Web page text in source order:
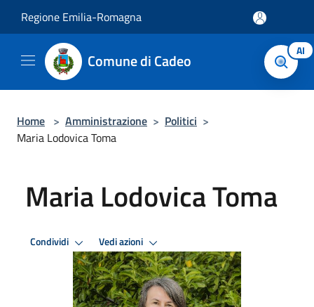
Regione Emilia-Romagna
Comune di Cadeo AI
Home > Amministrazione > Politici >
Maria Lodovica Toma
Maria Lodovica Toma
Condividi Vedi azioni